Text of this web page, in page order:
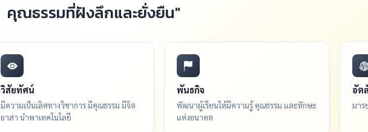
คุณธรรมที่ฝังลึกและยั่งยืน"
วิสัยทัศน์
มีความเป็นเลิศทางวิชาการ มีคุณธรรม มีจิต
อาสา นำพาเทคโนโลยี
พันธกิจ
พัฒนาผู้เรียนให้มีความรู้ คุณธรรม และทักษะ
แห่งอนาคต
อัต
มาร